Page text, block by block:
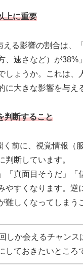
上に重要
る影響の割合は、
、速さなど）が
しょうか。これは
大きな影響を与え
判断すること
前に、視覚情報（
断しています。
「真面目そうだ」
すくなります。逆
しくなってしまう
しか会えるチャンス
しておきたいところ